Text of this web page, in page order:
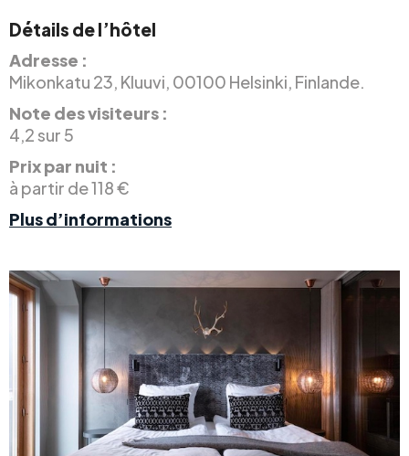
Détails de l’hôtel
Adresse :
Mikonkatu 23, Kluuvi, 00100 Helsinki, Finlande.
Note des visiteurs :
4,2 sur 5
Prix par nuit :
à partir de 118 €
Plus d’informations